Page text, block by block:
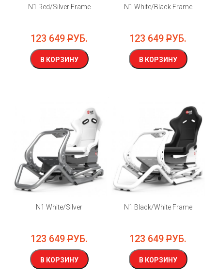
N1 Red/Silver Frame
123 649 РУБ.
В КОРЗИНУ
N1 White/Black Frame
123 649 РУБ.
В КОРЗИНУ
N1 White/Silver
123 649 РУБ.
В КОРЗИНУ
N1 Black/White Frame
123 649 РУБ.
В КОРЗИНУ